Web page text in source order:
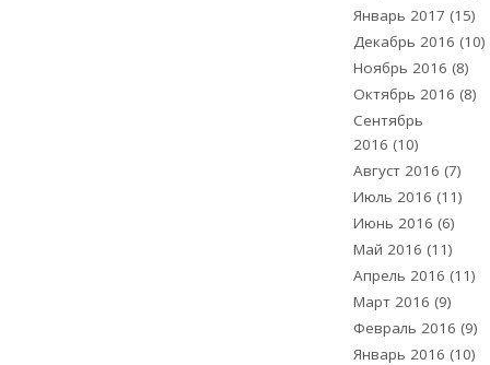
Январь 2017 (15)
Декабрь 2016 (10)
Ноябрь 2016 (8)
Октябрь 2016 (8)
Сентябрь
2016 (10)
Август 2016 (7)
Июль 2016 (11)
Июнь 2016 (6)
Май 2016 (11)
Апрель 2016 (11)
Март 2016 (9)
Февраль 2016 (9)
Январь 2016 (10)